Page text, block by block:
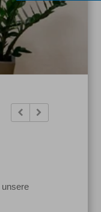
Previous
unsere